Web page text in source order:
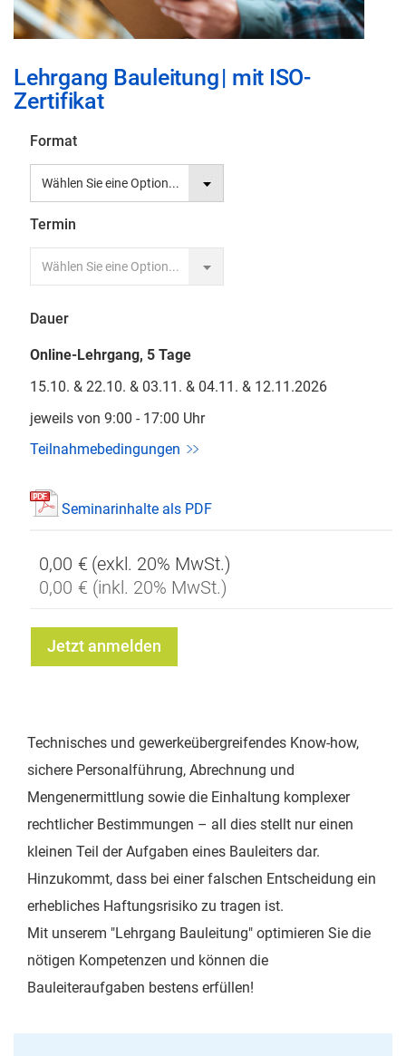
Anfang
der
Bildgalerie
springen
Lehrgang Bauleitung| mit ISO-
Zertifikat
Format
Termin
Dauer
Online-Lehrgang, 5 Tage
15.10. & 22.10. & 03.11. & 04.11. & 12.11.2026
jeweils von 9:00 - 17:00 Uhr
Teilnahmebedingungen
Seminarinhalte als PDF
0,00 €
0,00 €
Jetzt anmelden
Technisches und gewerkeübergreifendes Know-how,
sichere Personalführung, Abrechnung und
Mengenermittlung sowie die Einhaltung komplexer
rechtlicher Bestimmungen – all dies stellt nur einen
kleinen Teil der Aufgaben eines Bauleiters dar.
Hinzukommt, dass bei einer falschen Entscheidung ein
erhebliches Haftungsrisiko zu tragen ist.
Mit unserem "Lehrgang Bauleitung" optimieren Sie die
nötigen Kompetenzen und können die
Bauleiteraufgaben bestens erfüllen!